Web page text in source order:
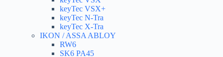
keyTec VSX+
keyTec N-Tra
keyTec X-Tra
IKON / ASSA ABLOY
RW6
SK6 PA45